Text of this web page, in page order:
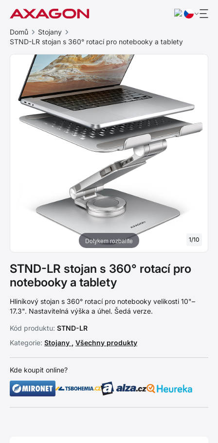
Domů
Stojany
STND-LR stojan s 360° rotací pro notebooky a tablety
Dotykem rozbalíte 1/10
STND-LR stojan s 360° rotací pro
notebooky a tablety
Hliníkový stojan s 360° rotací pro notebooky velikosti 10"–
17.3". Nastavitelná výška a úhel. Šedá verze.
Kód produktu: STND-LR
Kategorie: Stojany , Všechny produkty
Kde koupit online?